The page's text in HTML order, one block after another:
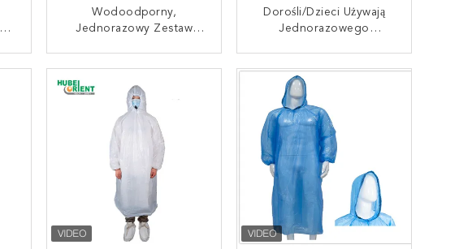
Wodoodporny,
Jednorazowy Zestaw
SKONTAKTUJ SIĘ TERAZ
Dorośli/dzieci Używają
Jednorazowego
EVA Z Wieloma Kolorami
SKONTAKTUJ SIĘ TERAZ